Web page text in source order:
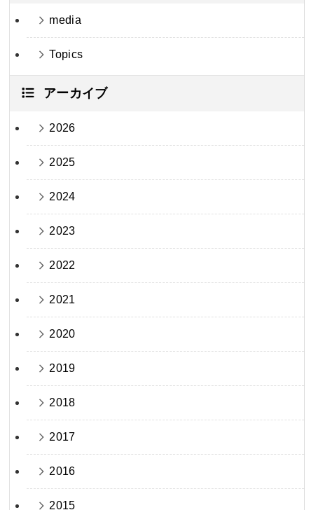
media
Topics
アーカイブ
2026
2025
2024
2023
2022
2021
2020
2019
2018
2017
2016
2015